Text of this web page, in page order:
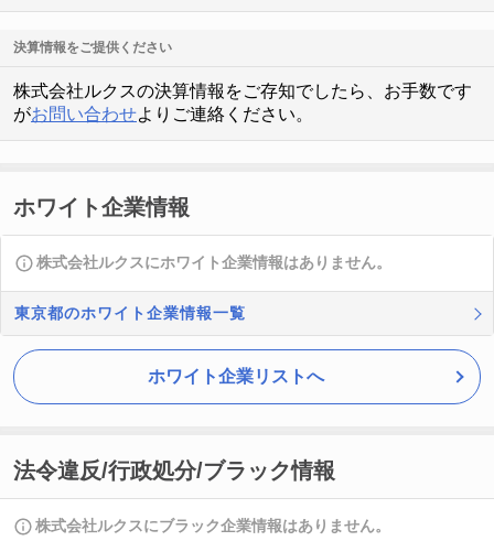
決算情報をご提供ください
株式会社ルクスの決算情報をご存知でしたら、お手数です
がお問い合わせよりご連絡ください。
ホワイト企業情報
株式会社ルクスにホワイト企業情報はありません。
東京都のホワイト企業情報一覧
ホワイト企業リストへ
法令違反/行政処分/ブラック情報
株式会社ルクスにブラック企業情報はありません。